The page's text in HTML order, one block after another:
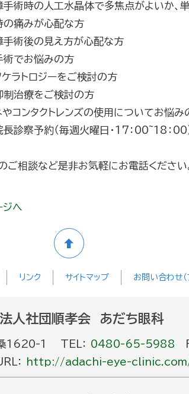
手術時の人工水晶体で多焦点がよいか、
の痛みが心配な方
手術後の見え方が心配な方
術でお悩みの方
ケラトロジーをご検討の方
制治療をご検討の方
やコンタクトレンズの使用についてお悩み
長診察予約（毎週火曜日・17：00~18：
ご相談など是非お気軽にお電話ください
ジへ
リンク サイトマップ お問い合わせ（
人社団順孝会 あだち眼科
1620-1 TEL： 0480-65-5988
：
http://adachi-eye-